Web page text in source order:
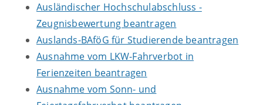
Ausländischer Hochschulabschluss -
Zeugnisbewertung beantragen
Auslands-BAföG für Studierende beantragen
Ausnahme vom LKW-Fahrverbot in
Ferienzeiten beantragen
Ausnahme vom Sonn- und